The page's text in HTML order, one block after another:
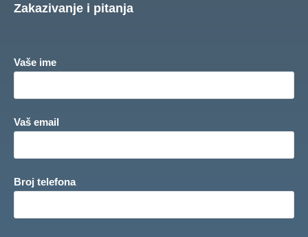
Zakazivanje i pitanja
Vaše ime
Vaš email
Broj telefona